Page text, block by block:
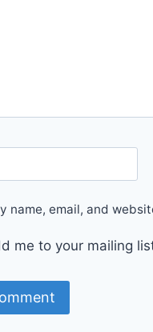
name, email, and
me to your mailing